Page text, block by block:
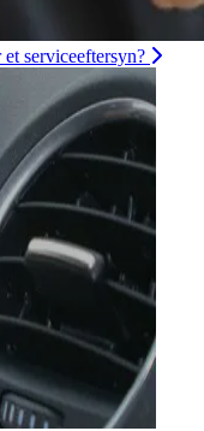
serviceeftersyn?